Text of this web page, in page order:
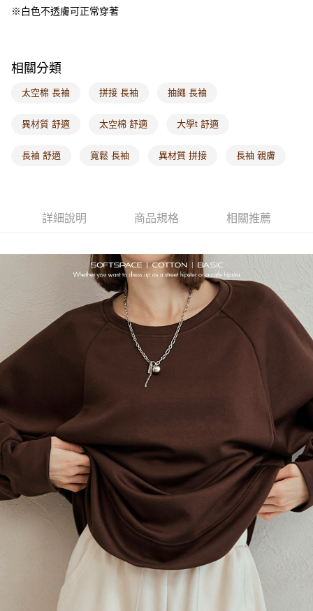
宅配
每筆NT$60，滿NT$1,000(含以上)免運費
海外配送-港/澳/新/馬/泰國專屬
海外配送-其他亞洲地區
※白色不透膚可正常穿著
相關分類
太空棉 長袖 拼接 長袖 抽繩 長袖
異材質 舒適 太空棉 舒適 大學t 舒適
長袖 舒適 寬鬆 長袖 異材質 拼接 長袖 親膚
詳細說明 商品規格 相關推薦